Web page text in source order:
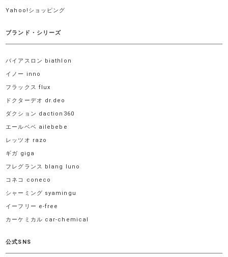
Yahoo!ショッピング
ブランド・シリーズ
バイアスロン biathlon
イノー inno
フラックス flux
ドクターデオ dr.deo
ダクション daction360
エールベベ ailebebe
レッツオ razo
ギガ giga
フレグランス blang luno
コネコ coneco
シャーミング syamingu
イーフリー e-free
カーケミカル car-chemical
公式SNS